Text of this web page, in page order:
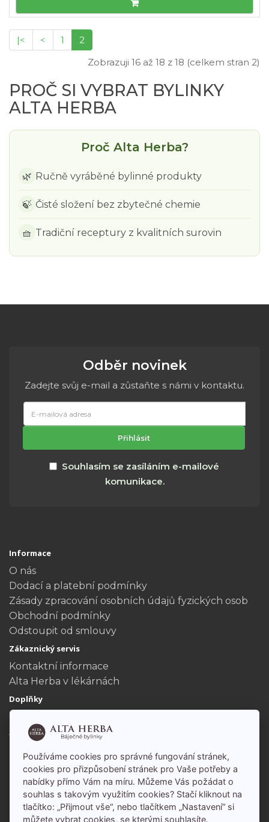
|< < 1
2
Zobrazuji 16 až 18 z 18 (celkem stran 2)
PROČ SI VYBRAT BYLINKY
ALTA HERBA
Proč Alta Herba?
🌿 Ručně vyráběné bylinné produkty
🍃 Čisté složení bez zbytečné chemie
🧺 Tradiční receptury z kvalitních surovin
Odběr novinek
Zadejte svůj e-mail a zůstaňte s námi v kontaktu.
mailová
adresa
Přihlásit
Souhlasím se zasíláním e-mailové
komunikace.
Informace
O nás
Dodací a platební podmínky
Zásady zpracování osobních údajů fyzických osob
Obchodní podmínky
Odstoupit od smlouvy
Zákaznický servis
Kontaktní informace
Alta Herba v lékárnách
Doplňky
Dárkové poukazy
Akční nabídka
Můj účet
Historie objednávek
Používáme cookies pro správné fungování stránek,
cookies pro přizpůsobení stránek pro Vaše potřeby a
nabídky přímo Vám na míru. Můžeme Vás požádat o
souhlas s takovým využitím cookies? Stačí kliknout na
tlačítko: „Přijmout vše“, nebo tlačítkem „Nastavení“ si
můžete vybrat cookies, se kterými souhlasíte.